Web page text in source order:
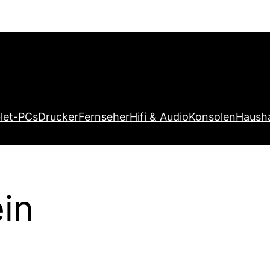
PCsDruckerFernseherHifi & AudioKonsolen